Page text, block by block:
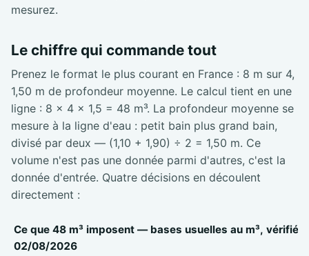
mesurez.
Le chiffre qui commande tout
Prenez le format le plus courant en France : 8 m sur 4,
1,50 m de profondeur moyenne. Le calcul tient en une
ligne : 8 × 4 × 1,5 = 48 m³. La profondeur moyenne se
mesure à la ligne d'eau : petit bain plus grand bain,
divisé par deux — (1,10 + 1,90) ÷ 2 = 1,50 m. Ce
volume n'est pas une donnée parmi d'autres, c'est la
donnée d'entrée. Quatre décisions en découlent
directement :
Ce que 48 m³ imposent — bases usuelles au m³,
02/08/2026